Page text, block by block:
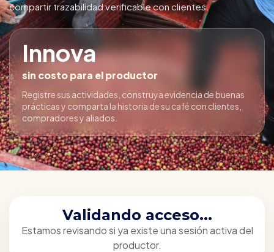
compartir trazabilidad verificable con clientes.
Innova
sin costo para el productor
Registre sus actividades, construya evidencia de buenas
prácticas y comparta la historia de su café con clientes,
compradores y aliados.
Validando acceso...
Estamos revisando si ya existe una sesión activa del
productor.